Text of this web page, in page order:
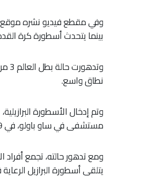
بينما يتحدث أسطورة كرة
نطاق واسع.
مستشفى في ساو باولو، في 29 نوفمبر 2022، وقضى مؤخرا يوم عيد الميلاد هناك.
ومع تدهور حالته، تجمع أفراد
يتلقى أسطورة البرازيل